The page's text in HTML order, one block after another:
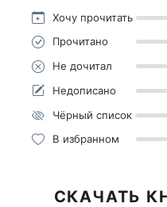
Хочу прочитать
Прочитано
Не дочитал
Недописано
Чёрный список
В избранном
СКАЧАТЬ